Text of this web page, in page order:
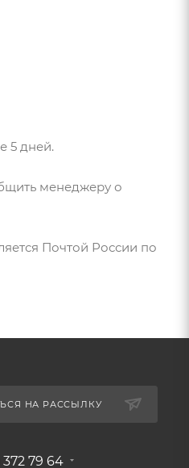
5 дней.
менеджеру о
Почтой России по
НА РАССЫЛКУ
372 79 64